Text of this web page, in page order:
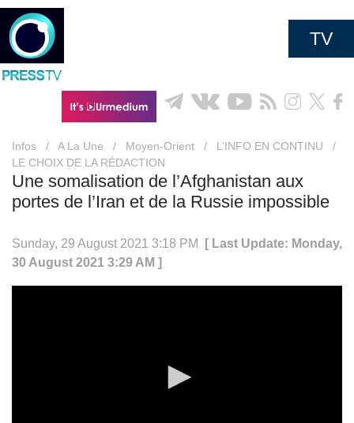
TV
Infos / A La Une / Moyen-Orient / L’INFO EN CONTINU
/
LE CHOIX DE LA RÉDACTION
Une somalisation de l’Afghanistan aux
portes de l’Iran et de la Russie impossible
Sunday, 29 August 2021 3:18 PM
[ Last Update: Monday,
30 August 2021 3:29 AM ]